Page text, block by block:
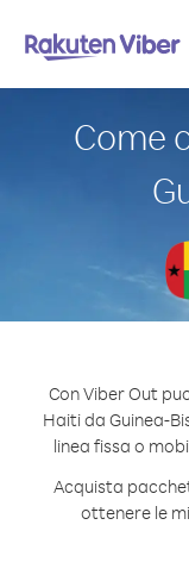
Come
Con Viber Out
Haiti da Guinea-
linea fissa o
Acquista
ottenere le